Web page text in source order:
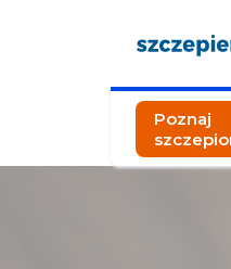
Poznaj